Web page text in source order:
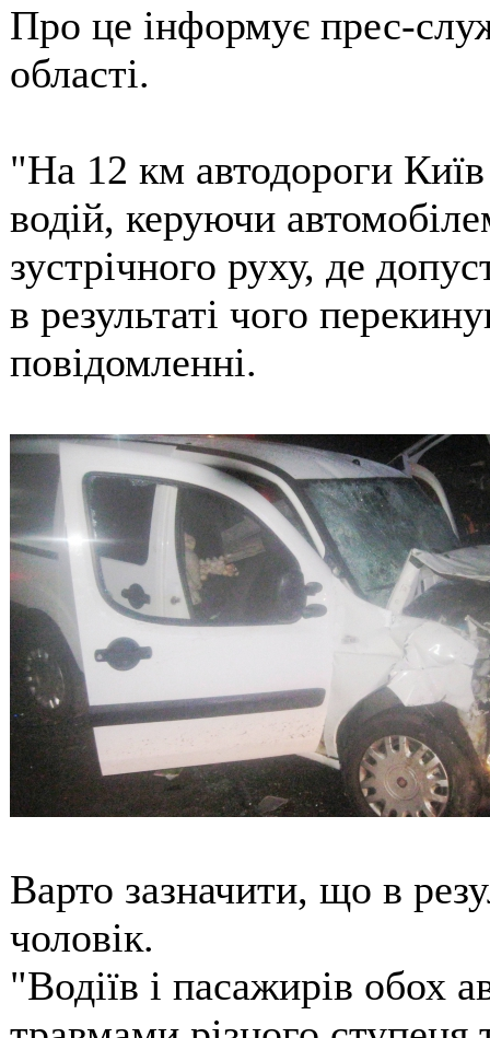
Про це інформує прес-
області.
"На 12 км автодороги
водій, керуючи
зустрічного руху, де
в результаті чого
повідомленні.
Варто зазначити, що в
чоловік.
"Водіїв і пасажирів обох